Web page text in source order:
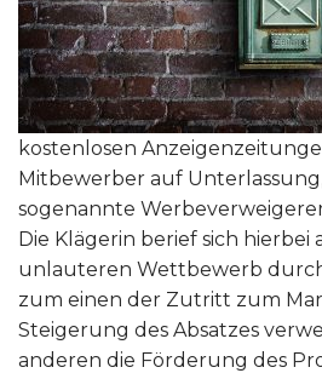
kostenlosen
Mitbewerber auf
sogenannte
Die Klägerin berief sich hierbei
unlauteren Wettbewerb
zum einen der Zutritt zum
Steigerung des Absatzes
anderen die Förderung des